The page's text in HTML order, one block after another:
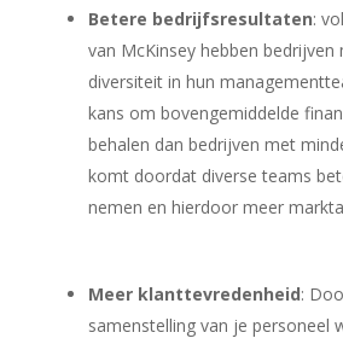
Betere bedrijfsresultaten:
van McKinsey hebben bedrijven
diversiteit in hun
kans om bovengemiddelde
behalen dan bedrijven met
komt doordat diverse teams
nemen en hierdoor meer
Meer klanttevredenheid:
samenstelling van je personeel